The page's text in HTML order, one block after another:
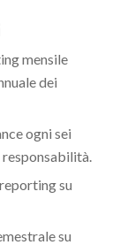
mensile
dei
ogni sei
su
su